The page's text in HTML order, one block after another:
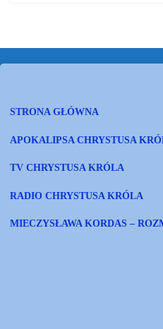
STRONA GŁÓWNA
APOKALIPSA CHRYSTUSA
TV CHRYSTUSA KRÓLA
RADIO CHRYSTUSA KRÓLA
MIECZYSŁAWA KORDAS –